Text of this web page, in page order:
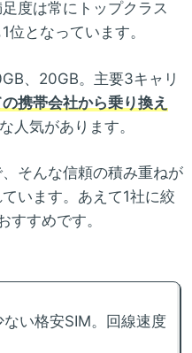
度は常にトップクラス
となっています。
、20GB。主要3キャリ
携帯会社から乗り換え
人気があります。
そんな信頼の積み重ねが
います。あえて1社に絞
すすめです。
い格安SIM。回線速度